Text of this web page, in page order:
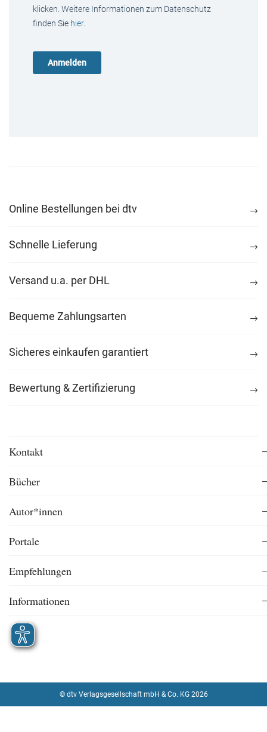
klicken. Weitere Informationen zum Datenschutz
finden Sie hier.
Online Bestellungen bei dtv
Schnelle Lieferung
Versand u.a. per DHL
Bequeme Zahlungsarten
Sicheres einkaufen garantiert
Bewertung & Zertifizierung
Kontakt
Bücher
Autor*innen
Portale
Empfehlungen
Informationen
© dtv Verlagsgesellschaft mbH & Co. KG 2026